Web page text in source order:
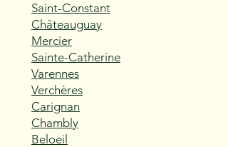
Saint-Constant
Châteauguay
Mercier
Sainte-Catherine
Varennes
Verchères
Carignan
Chambly
Beloeil